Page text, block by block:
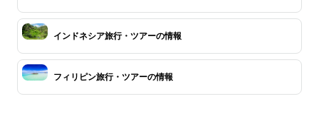
インドネシア旅行・ツアーの情報
フィリピン旅行・ツアーの情報